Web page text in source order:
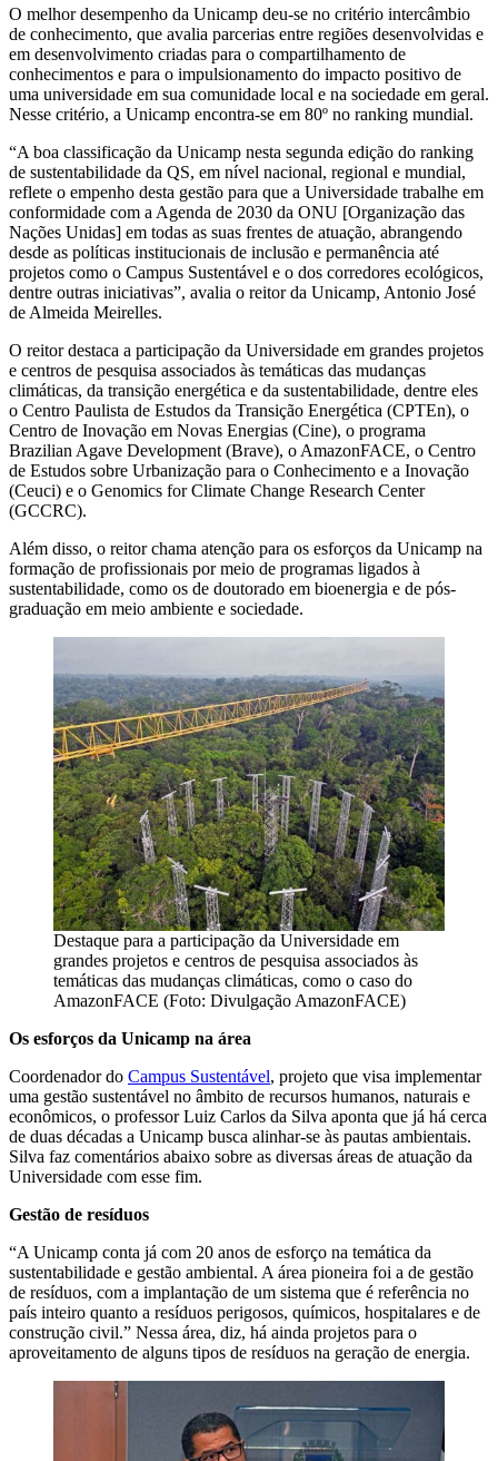
O melhor desempenho da Unicamp deu-se no critério intercâmbio
de conhecimento, que avalia parcerias entre regiões desenvolvidas e
em desenvolvimento criadas para o compartilhamento de
conhecimentos e para o impulsionamento do impacto positivo de
uma universidade em sua comunidade local e na sociedade em geral.
Nesse critério, a Unicamp encontra-se em 80º no ranking mundial.
“A boa classificação da Unicamp nesta segunda edição do ranking
de sustentabilidade da QS, em nível nacional, regional e mundial,
reflete o empenho desta gestão para que a Universidade trabalhe em
conformidade com a Agenda de 2030 da ONU [Organização das
Nações Unidas] em todas as suas frentes de atuação, abrangendo
desde as políticas institucionais de inclusão e permanência até
projetos como o Campus Sustentável e o dos corredores ecológicos,
dentre outras iniciativas”, avalia o reitor da Unicamp, Antonio José
de Almeida Meirelles.
O reitor destaca a participação da Universidade em grandes projetos
e centros de pesquisa associados às temáticas das mudanças
climáticas, da transição energética e da sustentabilidade, dentre eles
o Centro Paulista de Estudos da Transição Energética (CPTEn), o
Centro de Inovação em Novas Energias (Cine), o programa
Brazilian Agave Development (Brave), o AmazonFACE, o Centro
de Estudos sobre Urbanização para o Conhecimento e a Inovação
(Ceuci) e o Genomics for Climate Change Research Center
(GCCRC).
Além disso, o reitor chama atenção para os esforços da Unicamp na
formação de profissionais por meio de programas ligados à
sustentabilidade, como os de doutorado em bioenergia e de pós-
graduação em meio ambiente e sociedade.
Destaque para a participação da Universidade em
grandes projetos e centros de pesquisa associados às
temáticas das mudanças climáticas, como o caso do
AmazonFACE (Foto: Divulgação AmazonFACE)
Os esforços da Unicamp na área
Coordenador do Campus Sustentável, projeto que visa implementar
uma gestão sustentável no âmbito de recursos humanos, naturais e
econômicos, o professor Luiz Carlos da Silva aponta que já há cerca
de duas décadas a Unicamp busca alinhar-se às pautas ambientais.
Silva faz comentários abaixo sobre as diversas áreas de atuação da
Universidade com esse fim.
Gestão de resíduos
“A Unicamp conta já com 20 anos de esforço na temática da
sustentabilidade e gestão ambiental. A área pioneira foi a de gestão
de resíduos, com a implantação de um sistema que é referência no
país inteiro quanto a resíduos perigosos, químicos, hospitalares e de
construção civil.” Nessa área, diz, há ainda projetos para o
aproveitamento de alguns tipos de resíduos na geração de energia.